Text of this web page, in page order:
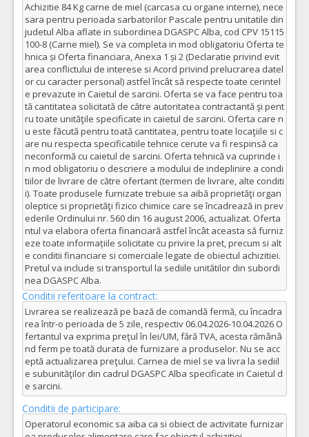
Achizitie 84 Kg carne de miel (carcasa cu organe interne), nece
sara pentru perioada sarbatorilor Pascale pentru unitatile din
judetul Alba aflate in subordinea DGASPC Alba, cod CPV 15115
100-8 (Carne miel). Se va completa in mod obligatoriu Oferta te
hnica și Oferta financiara, Anexa 1 și 2 (Declaratie privind evit
area conflictului de interese si Acord privind prelucrarea datel
or cu caracter personal) astfel încât să respecte toate cerintel
e prevazute in Caietul de sarcini. Oferta se va face pentru toa
tă cantitatea solicitată de către autoritatea contractantă şi pent
ru toate unităţile specificate in caietul de sarcini. Oferta care n
u este făcută pentru toată cantitatea, pentru toate locaţiile si c
are nu respecta specificatiile tehnice cerute va fi respinsă ca
neconformă cu caietul de sarcini. Oferta tehnică va cuprinde i
n mod obligatoriu o descriere a modului de indeplinire a condi
tiilor de livrare de către ofertant (termen de livrare, alte conditi
i). Toate produsele furnizate trebuie sa aibă proprietăţi organ
oleptice si proprietăţi fizico chimice care se încadrează in prev
ederile Ordinului nr. 560 din 16 august 2006, actualizat. Oferta
ntul va elabora oferta financiară astfel încât aceasta să furniz
eze toate informațiile solicitate cu privire la pret, precum si alt
e conditii financiare si comerciale legate de obiectul achizitiei.
Pretul va include si transportul la sediile unitătilor din subordi
nea DGASPC Alba.
Conditii referitoare la contract:
Livrarea se realizează pe bază de comandă fermă, cu încadra
rea într-o perioada de 5 zile, respectiv 06.04.2026-10.04.2026 O
fertantul va exprima preţul în lei/UM, fără TVA, acesta rămânâ
nd ferm pe toată durata de furnizare a produselor. Nu se acc
eptă actualizarea preţului. Carnea de miel se va livra la sediil
e subunităţilor din cadrul DGASPC Alba specificate in Caietul d
e sarcini.
Conditii de participare:
Operatorul economic sa aiba ca si obiect de activitate furnizar